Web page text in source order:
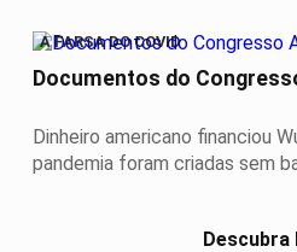
A FARSA DO COVID
Documentos do
Dinheiro americano financiou
pandemia foram criadas sem
Descubra